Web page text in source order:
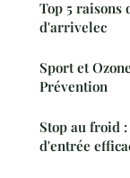
Top 5 raisons
d'arrivelec
Sport et
Prévention
Stop au froid
d'entrée